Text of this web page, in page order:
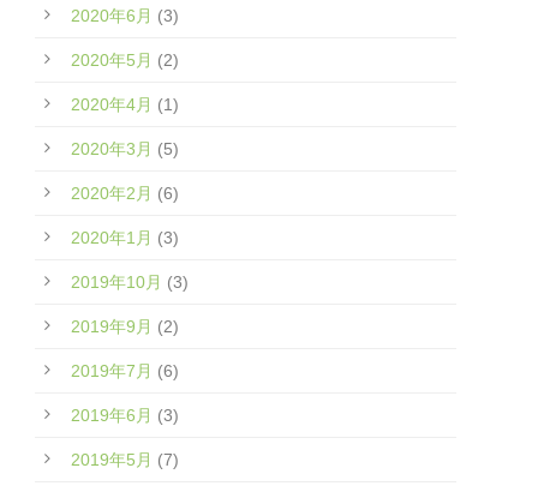
2020年6月 (3)
2020年5月 (2)
2020年4月 (1)
2020年3月 (5)
2020年2月 (6)
2020年1月 (3)
2019年10月 (3)
2019年9月 (2)
2019年7月 (6)
2019年6月 (3)
2019年5月 (7)